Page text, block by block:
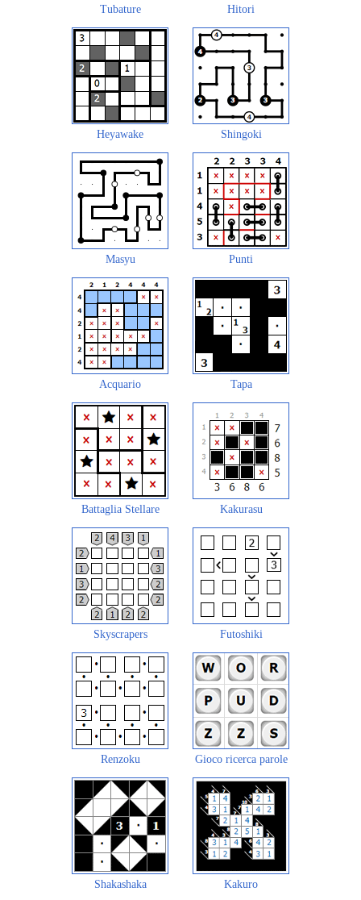
Tubature Hitori
Heyawake Shingoki
Masyu Punti
Acquario Tapa
Battaglia Stellare Kakurasu
Skyscrapers Futoshiki
Renzoku Gioco ricerca parole
Shakashaka Kakuro